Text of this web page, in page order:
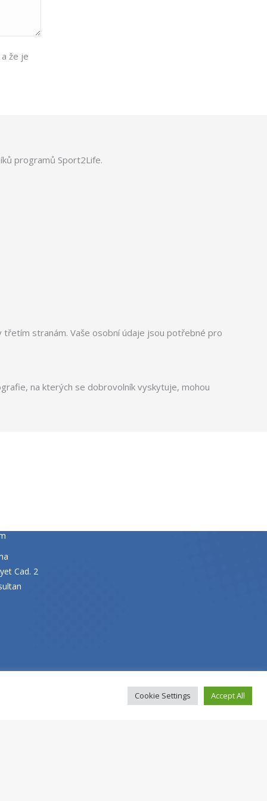
že je
programů Sport2Life.
stranám. Vaše osobní údaje jsou potřebné pro
na kterých se dobrovolník vyskytuje, mohou
Cad. 2
Cookie Settings Accept All